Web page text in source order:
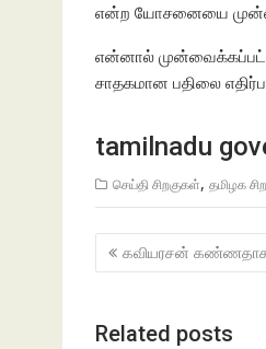
என்ற யோசனையை
என்னால்
சாதகமான பதிலை
tamilnadu
செய்தி சிறகுகள், தமிழக
Post
navigation
கவியரசன்
Related posts